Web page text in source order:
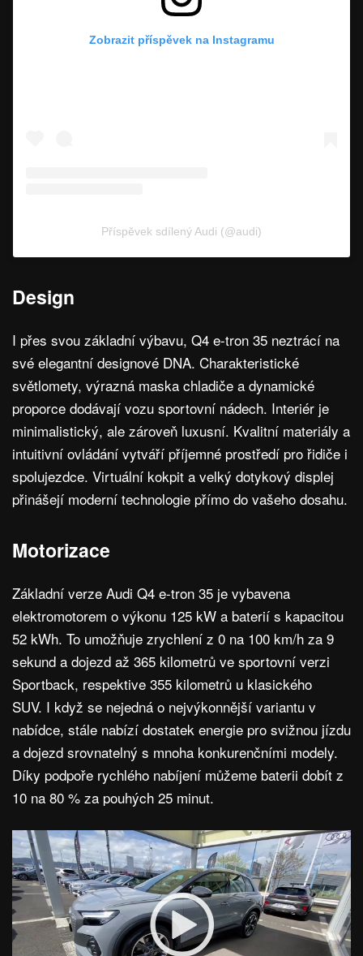
Zobrazit příspěvek na Instagramu
Příspěvek sdílený Audi (@audi)
Design
I přes svou základní výbavu, Q4 e-tron 35 neztrácí na
své elegantní designové DNA. Charakteristické
světlomety, výrazná maska chladiče a dynamické
proporce dodávají vozu sportovní nádech. Interiér je
minimalistický, ale zároveň luxusní. Kvalitní materiály a
intuitivní ovládání vytváří příjemné prostředí pro řidiče i
spolujezdce. Virtuální kokpit a velký dotykový displej
přinášejí moderní technologie přímo do vašeho dosahu.
Motorizace
Základní verze Audi Q4 e-tron 35 je vybavena
elektromotorem o výkonu 125 kW a baterií s kapacitou
52 kWh. To umožňuje zrychlení z 0 na 100 km/h za 9
sekund a dojezd až 365 kilometrů ve sportovní verzi
Sportback, respektive 355 kilometrů u klasického
SUV. I když se nejedná o nejvýkonnější variantu v
nabídce, stále nabízí dostatek energie pro svižnou jízdu
a dojezd srovnatelný s mnoha konkurenčními modely.
Díky podpoře rychlého nabíjení můžeme baterii dobít z
10 na 80 % za pouhých 25 minut.